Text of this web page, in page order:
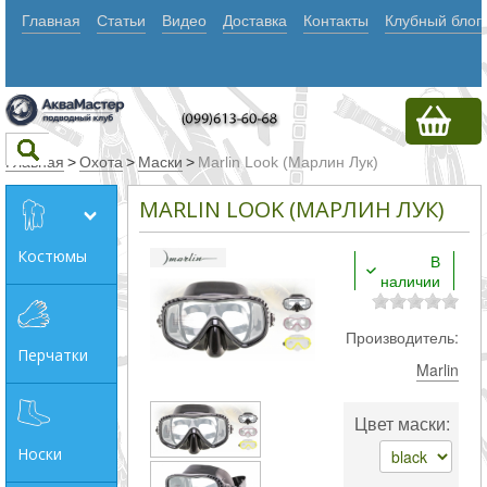
Главная Статьи Видео Доставка Контакты Клубный блог
Текст
Искать
Любое из
слов
слова
Точное
Главная >Охота > Маски > Marlin Look (Марлин Лук)
Костюмы
Перчатки
Носки
MARLIN LOOK (МАРЛИН ЛУК)
В
наличии
Производитель:
Marlin
Цвет маски: